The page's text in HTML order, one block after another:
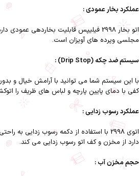
عملکرد بخار عمودی :
اتو بخار 2998 فیلیپس قابلیت بخاردهی
مجلسی وپرده های آویزان است.
سیستم ضد چکه (Drip Stop) :
با این سیستم شما می توانید با آرامش خیال و
کفی با دمای پایین پارچه و لباس های ظریف را
عملکرد رسوب زدایی :
اتوی 2998 با استفاده از دکمه رسوب زدایی
دارد از مخزن و کف اتو رسوب زدایی می کند.
حجم مخزن آب :